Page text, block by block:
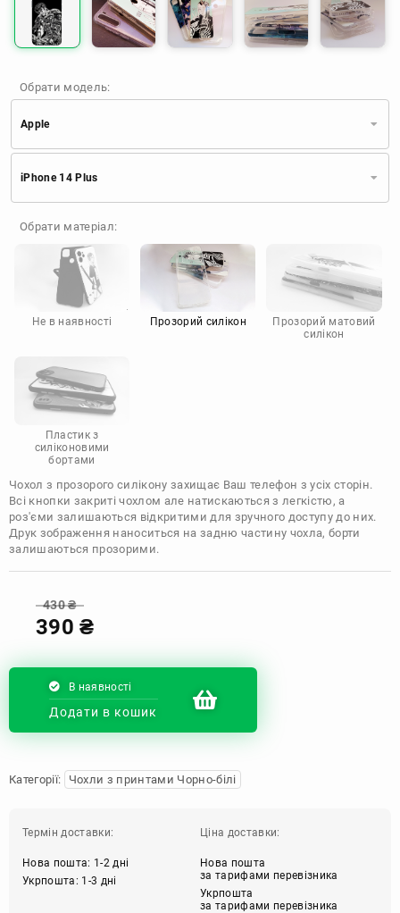
Обрати модель:
Apple
Apple
Huawei
TECNO
Google
Doogee
Infinix
Motorola
iPhone 14 Plus
Обрати матеріал:
Не в наявності Прозорий силікон
Прозорий матовий
силікон
Пластик з
силіконовими
бортами
Чохол з прозорого силікону захищає Ваш телефон з усіх сторін.
Всі кнопки закриті чохлом але натискаються з легкістю, а
роз'єми залишаються відкритими для зручного доступу до них.
Друк зображення наноситься на задню частину чохла, борти
залишаються прозорими.
430₴
390₴
В наявності
Додати в кошик
Категорії: Чохли з принтами Чорно-білі
Термін доставки:
Нова пошта: 1-2 дні
Укрпошта: 1-3 дні
Ціна доставки:
Нова пошта
за тарифами перевізника
Укрпошта
за тарифами перевізника